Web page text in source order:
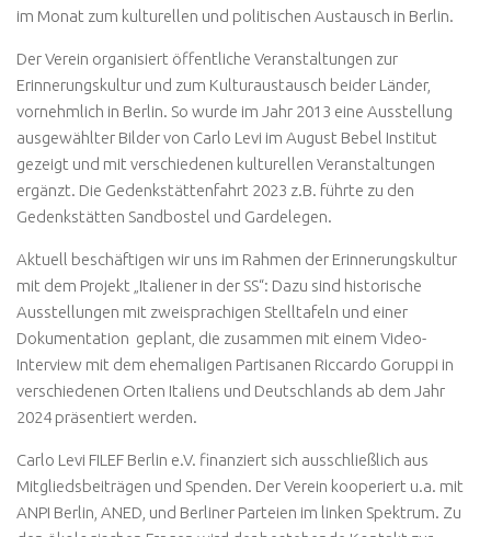
im Monat zum kulturellen und politischen Austausch in Berlin.
Der Verein organisiert öffentliche Veranstaltungen zur
Erinnerungskultur und zum Kulturaustausch beider Länder,
vornehmlich in Berlin. So wurde im Jahr 2013 eine Ausstellung
ausgewählter Bilder von Carlo Levi im August Bebel Institut
gezeigt und mit verschiedenen kulturellen Veranstaltungen
ergänzt. Die Gedenkstättenfahrt 2023 z.B. führte zu den
Gedenkstätten Sandbostel und Gardelegen.
Aktuell beschäftigen wir uns im Rahmen der Erinnerungskultur
mit dem Projekt „Italiener in der SS“: Dazu sind historische
Ausstellungen mit zweisprachigen Stelltafeln und einer
Dokumentation geplant, die zusammen mit einem Video-
Interview mit dem ehemaligen Partisanen Riccardo Goruppi in
verschiedenen Orten Italiens und Deutschlands ab dem Jahr
2024 präsentiert werden.
Carlo Levi FILEF Berlin e.V. finanziert sich ausschließlich aus
Mitgliedsbeiträgen und Spenden. Der Verein kooperiert u.a. mit
ANPI Berlin, ANED, und Berliner Parteien im linken Spektrum. Zu